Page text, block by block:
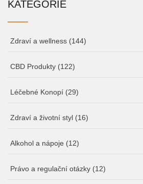
KATEGORIE
Zdraví a wellness (144)
CBD Produkty (122)
Léčebné Konopí (29)
Zdraví a životní styl (16)
Alkohol a nápoje (12)
Právo a regulační otázky (12)